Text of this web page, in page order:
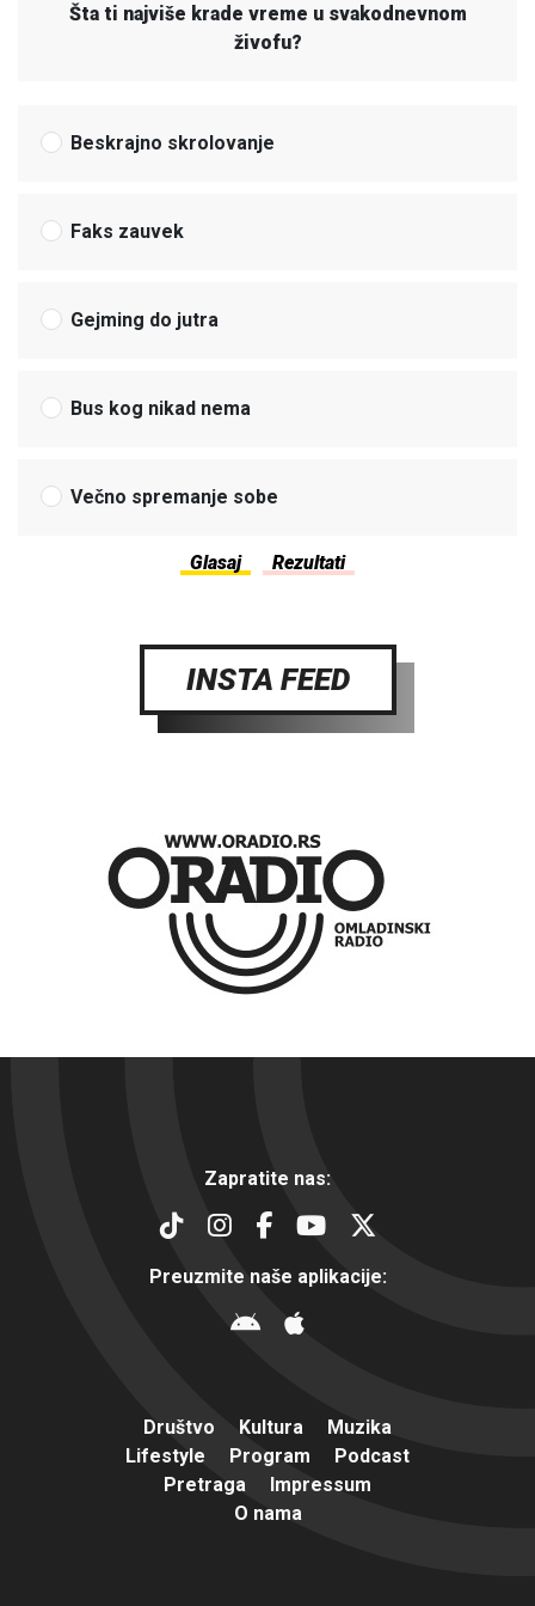
Šta ti najviše krade vreme u svakodnevnom
živofu?
Beskrajno skrolovanje
Faks zauvek
Gejming do jutra
Bus kog nikad nema
Večno spremanje sobe
INSTA FEED
Zapratite nas:
Preuzmite naše aplikacije:
Društvo Kultura
Muzika
Lifestyle
Program
Podcast
Pretraga
Impressum
O nama